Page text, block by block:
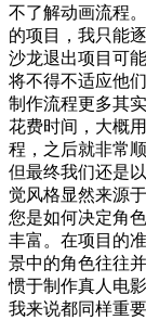
不了解动画流程
的项目，我只能
沙龙退出项目可
将不得不适应他
制作流程更多其
花费时间，大概
程，之后就非常
但最终我们还是
觉风格显然来源
您是如何决定角
丰富。在项目的
景中的角色往往
惯于制作真人电
我来说都同样重